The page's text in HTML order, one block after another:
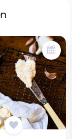
Min.